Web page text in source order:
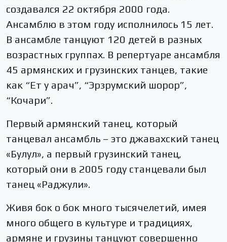
создавался 22 октября 2000 года.
Ансамблю в этом году исполнилось 15 лет.
В ансамбле танцуют 120 детей в разных
возрастных группах. В репертуаре ансамбля
45 армянских и грузинских танцев, такие
как “Ет у арач”, “Эрзрумский шорор”,
“Кочари”.
Первый армянский танец, который
танцевал ансамбль – это джавахский танец
«Булул», а первый грузинский танец,
который они в 2005 году станцевали был
танец «Раджули».
Живя бок о бок много тысячелетий, имея
много общего в культуре и традициях,
армяне и грузины танцуют совершенно